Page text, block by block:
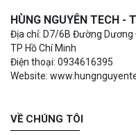
HÙNG NGUYÊN TECH -
Địa chỉ: D7/6B Đường Dương
TP Hồ Chí Minh
Điện thoại: 0934616395
Website:
VỀ CHÚNG TÔI